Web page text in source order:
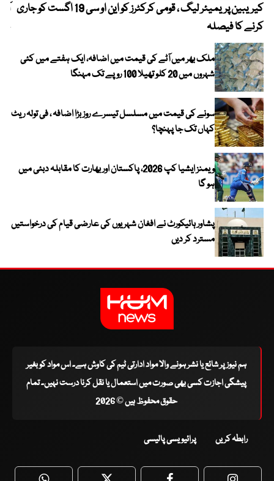
کیریبین پریمیئر لیگ ، قومی کرکٹرز کو این او سی 19 اگست کو جاری
کرنے کا فیصلہ
ملک بھر میں آٹے کی قیمت میں اضافہ، ایک ہفتے میں کئی
شہروں میں 20 کلو تھیلا 100 روپے تک مہنگا
سونے کی قیمت میں مسلسل تیسرے روز بڑا اضافہ ، فی تولہ ریٹ
کہاں تک جا پہنچا؟
ویمنز ایشیا کپ 2026، پاکستان اور بھارت کا مقابلہ دبئی میں
ہو گا
پشاور ہائیکورٹ نے افغان شہریوں کی عارضی قیام کی درخواستیں
مسترد کر دیں
ہم نیوز پر شائع یا نشر ہونے والا مواد ادارتی ٹیم کی کاوش ہے۔ اس مواد کو بغیر
پیشگی اجازت کسی بھی صورت میں استعمال یا نقل کرنا درست نہیں۔ تمام
حقوق محفوظ ہیں © 2026
رابطہ کریں پرائیویسی پالیسی